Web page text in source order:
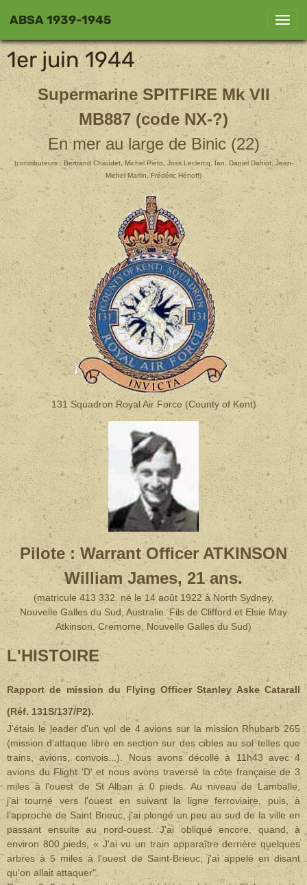
ABSA 1939-1945
1er juin 1944
Supermarine SPITFIRE Mk VII
MB887 (code NX-?)
En mer au large de Binic (22)
(contributeurs : Bertrand Chaudet, Michel Pieto, Joss Leclercq , Ian, Daniel Dahiot, Jean-
Michel Martin, Frédéric Hénoff)
131 Squadron Royal Air Force(County of Kent)
Pilote : Warrant Officer ATKINSON
William James, 21 ans.
(matricule 413 332. né le 14 août 1922 à North Sydney,
Nouvelle Galles du Sud, Australie. Fils de Clifford et Elsie May
Atkinson, Cremome, Nouvelle Galles du Sud)
L'HISTOIRE
Rapport de mission du Flying Officer Stanley Aske Catarall
(Réf. 131S/137/P2).
J'étais le leader d'un vol de 4 avions sur la mission Rhubarb 265
(mission d'attaque libre en section sur des cibles au sol telles que
trains, avions, convois...). Nous avons décollé à 11h43 avec 4
avions du Flight 'D' et nous avons traversé la côte française de 3
miles à l'ouest de St Alban à 0 pieds. Au niveau de Lamballe,
j'ai tourné vers l'ouest en suivant la ligne ferroviaire, puis, à
l'approche de Saint Brieuc, j'ai plongé un peu au sud de la ville en
passant ensuite au nord-ouest. J'ai obliqué encore, quand, à
environ 800 pieds, « J'ai vu un train apparaître derrière quelques
arbres à 5 miles à l'ouest de Saint-Brieuc, j'ai appelé en disant
qu'on allait attaquer".